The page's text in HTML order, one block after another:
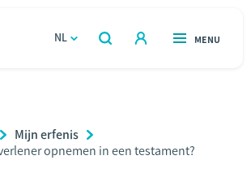
NL
OPEN
ZOEKEN
OPEN
MENU
Mijn erfenis
opnemen in een testament?